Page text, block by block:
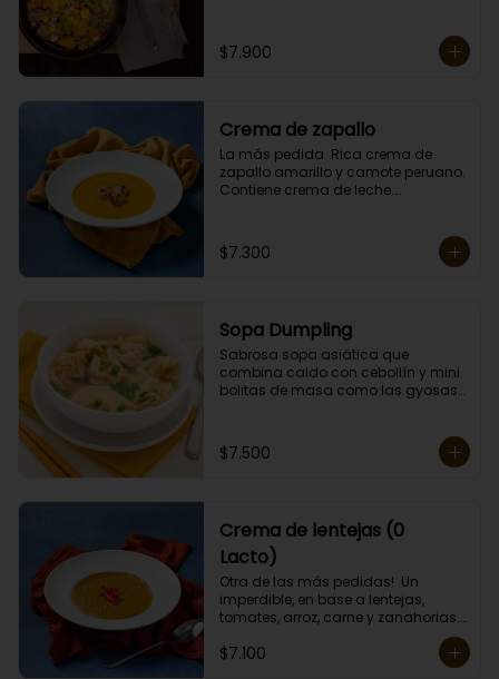
arroz y carne.
Porción individual lista para servir
$7.900
Crema de zapallo
La más pedida. Rica crema de
zapallo amarillo y camote peruano.
Contiene crema de leche.
$7.300
Sopa Dumpling
Sabrosa sopa asiática que
combina caldo con cebollín y mini
bolitas de masa como las gyosas
de 400 grs. Cero Lactosa.
$7.500
Crema de lentejas (0
Lacto)
Otra de las más pedidas!  Un
imperdible, en base a lentejas,
tomates, arroz, carne y zanahorias.
Porción individual lista para servir
de 400 grs. Cero lactosa.
$7.100